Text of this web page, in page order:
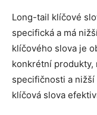
Long-tail klíčové
specifická a má
klíčového slova je
konkrétní produkty,
specifičnosti a
klíčová slova